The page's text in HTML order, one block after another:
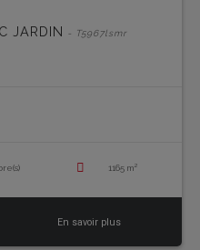
JARDIN - T5967lsmr
1165 m²
En savoir plus